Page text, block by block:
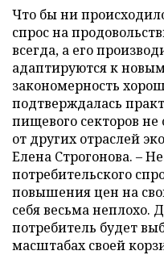
Что бы ни
спрос на
всегда, а его
адаптируются к
закономерность
подтверждалась
пищевого секторов не
от других отраслей
Елена Строгонова. –
потребительского
повышения цен на
себя весьма неплохо.
потребитель будет
масштабах своей